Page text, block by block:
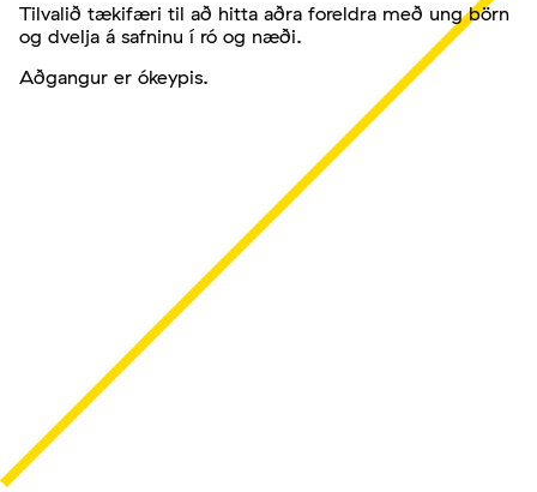
Tilvalið tækifæri til að hitta aðra foreldra með ung börn
og dvelja á safninu í ró og næði.
Aðgangur er ókeypis.